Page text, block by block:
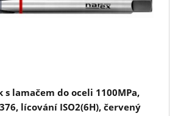
lamačem do oceli 1100MPa,
lícování ISO2(6H), červený